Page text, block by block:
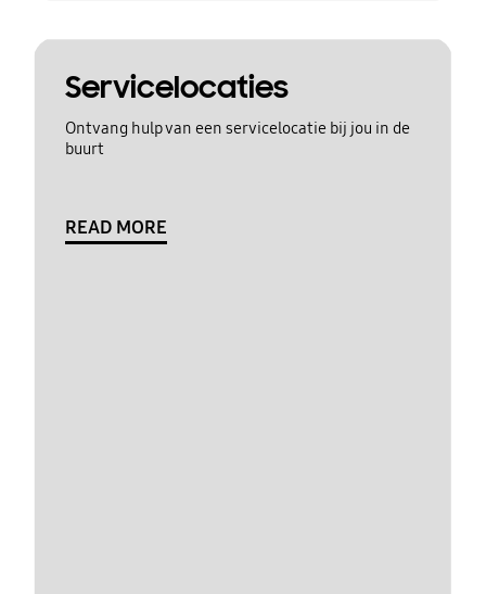
Servicelocaties
Ontvang hulp van een servicelocatie bij jou in de
buurt
READ MORE